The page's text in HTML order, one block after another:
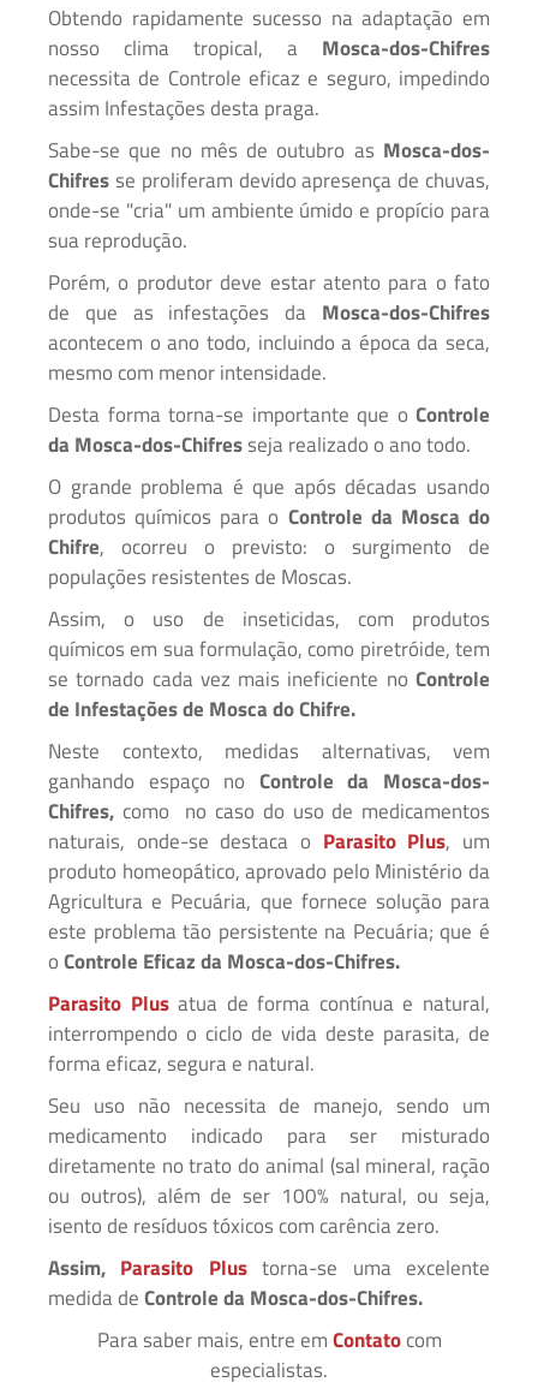
Obtendo rapidamente sucesso na adaptação em
nosso clima tropical, a Mosca-dos-Chifres
necessita de Controle eficaz e seguro, impedindo
assim Infestações desta praga.
Sabe-se que no mês de outubro as Mosca-dos-
Chifresse proliferam devido apresença de chuvas,
onde-se "cria" um ambiente úmido e propício para
sua reprodução.
Porém, o produtor deve estar atento para o fato
de que as infestações da Mosca-dos-Chifres
acontecem o ano todo, incluindo a época da seca,
mesmo com menor intensidade.
Desta forma torna-se importante que o Controle
da Mosca-dos-Chifresseja realizado o ano todo.
O grande problema é que após décadas usando
produtos químicos para o Controle da Mosca do
Chifre, ocorreu o previsto: o surgimento de
populações resistentes de Moscas.
Assim, o uso de inseticidas, com produtos
químicos em sua formulação, como piretróide, tem
se tornado cada vez mais ineficiente no Controle
de Infestações de Mosca do Chifre.
Neste contexto, medidas alternativas, vem
ganhando espaço no Controle da Mosca-dos-
Chifres, como no caso do uso de medicamentos
naturais, onde-se destaca o Parasito Plus, um
produto homeopático, aprovado pelo Ministério da
Agricultura e Pecuária, que fornece solução para
este problema tão persistente na Pecuária; que é
oControle Eficaz da Mosca-dos-Chifres.
Parasito Plus atua de forma contínua e natural,
interrompendo o ciclo de vida deste parasita, de
forma eficaz, segura e natural.
Seu uso não necessita de manejo, sendo um
medicamento indicado para ser misturado
diretamente no trato do animal (sal mineral, ração
ou outros), além de ser 100% natural, ou seja,
isento de resíduos tóxicos com carência zero.
Assim, Parasito Plus torna-se uma excelente
medida deControle da Mosca-dos-Chifres.
Para saber mais, entre emContato com
especialistas.